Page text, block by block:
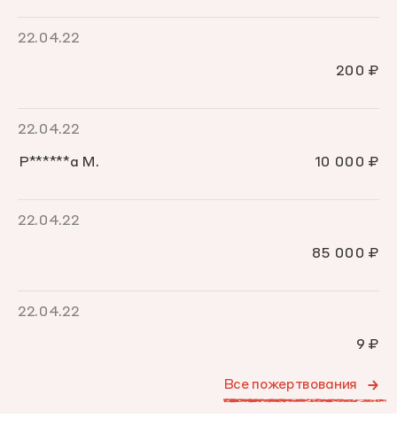
22.04.22
200 ₽
22.04.22
Р******а М. 10 000 ₽
22.04.22
85 000 ₽
22.04.22
9 ₽
Все пожертвования